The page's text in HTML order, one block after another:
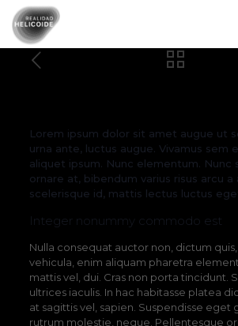
Lorem ipsum dolor sit amet augue ut
urna ante, luctus augue. Vivamus sem
aliquet ipsum. Nunc elementum. Nunc
ornare at, bibendum varius risus arcu a
scelerisque id, mattis lectus luctus
Integer nonummy commodo est
Nulla consequat auctor non, dictum
vehicula, enim aliquam pharetra
mattis vel, dui. Cras non porta tincidunt.
ultrices iaculis. In hac habitasse platea
at sagittis vel, sapien. Suspendisse eget
rutrum molestie, neque. Pellentesque